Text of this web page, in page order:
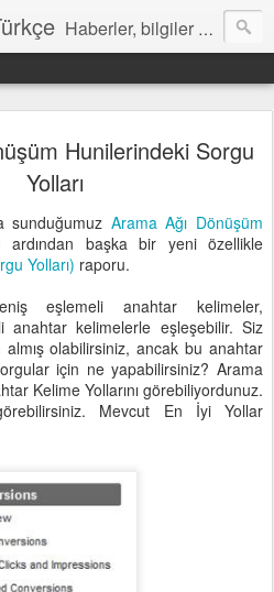
Haberler, bilgiler ve ipuçları içeren Google Ads Resmi Blogu
Hunilerindeki Sorgu
Yolları
sunduğumuz Arama Ağı Dönüşüm
ardından başka bir yeni özellikle
Yolları) raporu.
eşlemeli anahtar kelimeler,
anahtar kelimelerle eşleşebilir. Siz
olabilirsiniz, ancak bu anahtar
için ne yapabilirsiniz? Arama
Kelime Yollarını görebiliyordunuz.
Mevcut En İyi Yollar